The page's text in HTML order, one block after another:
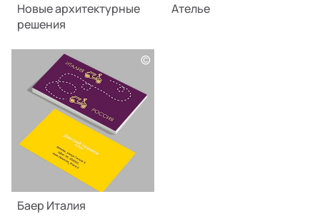
Новые архитектурные
решения
Ателье
©
Баер Италия